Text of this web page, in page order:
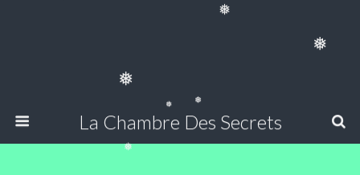
❅
❅
❅
❅
❅
❅
La Chambre Des Secrets